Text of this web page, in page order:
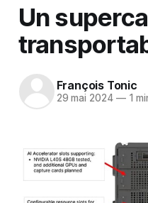
Un
François Tonic
29 mai 2024 —1